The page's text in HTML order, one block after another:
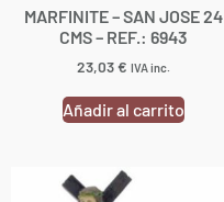
MARFINITE – SAN JOSE 24
CMS – REF.: 6943
23,03€ IVA inc.
Añadir al carrito